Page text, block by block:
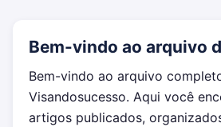
Bem-vindo ao arquivo
Bem-vindo ao arquivo
Visandosucesso. Aqui você
artigos publicados,